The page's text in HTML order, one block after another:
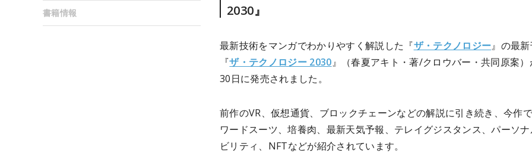
2030』
最新技術をマンガでわかりやすく解説した『ザ・テクノロジー』の最
『ザ・テクノロジー 2030』（春夏アキト・著/クロウバー・共同原案
30日に発売されました。
前作のVR、仮想通貨、ブロックチェーンなどの解説に引き続き、今作
ワードスーツ、培養肉、最新天気予報、テレイグジスタンス、パーソ
ビリティ、NFTなどが紹介されています。
書籍情報